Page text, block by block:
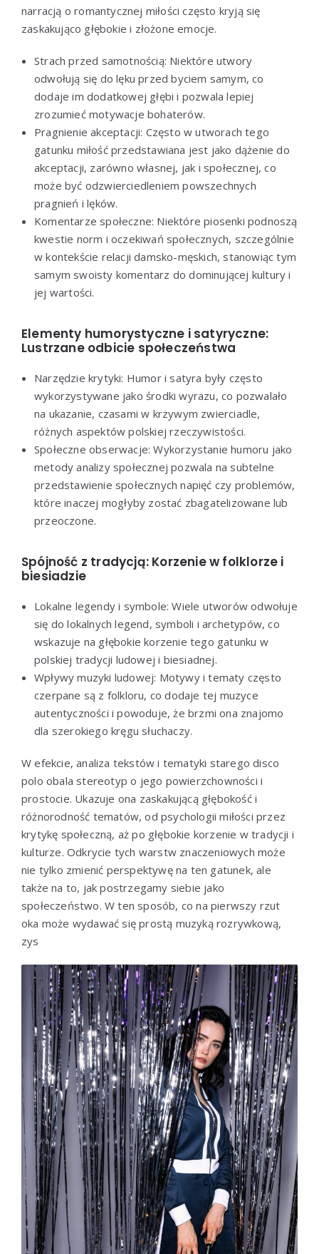
narracją o romantycznej miłości często kryją się
zaskakująco głębokie i złożone emocje.
Strach przed samotnością: Niektóre utwory
odwołują się do lęku przed byciem samym, co
dodaje im dodatkowej głębi i pozwala lepiej
zrozumieć motywacje bohaterów.
Pragnienie akceptacji: Często w utworach tego
gatunku miłość przedstawiana jest jako dążenie do
akceptacji, zarówno własnej, jak i społecznej, co
może być odzwierciedleniem powszechnych
pragnień i lęków.
Komentarze społeczne: Niektóre piosenki podnoszą
kwestie norm i oczekiwań społecznych, szczególnie
w kontekście relacji damsko-męskich, stanowiąc tym
samym swoisty komentarz do dominującej kultury i
jej wartości.
Elementy humorystyczne i satyryczne:
Lustrzane odbicie społeczeństwa
Narzędzie krytyki: Humor i satyra były często
wykorzystywane jako środki wyrazu, co pozwalało
na ukazanie, czasami w krzywym zwierciadle,
różnych aspektów polskiej rzeczywistości.
Społeczne obserwacje: Wykorzystanie humoru jako
metody analizy społecznej pozwala na subtelne
przedstawienie społecznych napięć czy problemów,
które inaczej mogłyby zostać zbagatelizowane lub
przeoczone.
Spójność z tradycją: Korzenie w folklorze i
biesiadzie
Lokalne legendy i symbole: Wiele utworów odwołuje
się do lokalnych legend, symboli i archetypów, co
wskazuje na głębokie korzenie tego gatunku w
polskiej tradycji ludowej i biesiadnej.
Wpływy muzyki ludowej: Motywy i tematy często
czerpane są z folkloru, co dodaje tej muzyce
autentyczności i powoduje, że brzmi ona znajomo
dla szerokiego kręgu słuchaczy.
W efekcie, analiza tekstów i tematyki starego disco
polo obala stereotyp o jego powierzchowności i
prostocie. Ukazuje ona zaskakującą głębokość i
różnorodność tematów, od psychologii miłości przez
krytykę społeczną, aż po głębokie korzenie w tradycji i
kulturze. Odkrycie tych warstw znaczeniowych może
nie tylko zmienić perspektywę na ten gatunek, ale
także na to, jak postrzegamy siebie jako
społeczeństwo. W ten sposób, co na pierwszy rzut
oka może wydawać się prostą muzyką rozrywkową,
zys